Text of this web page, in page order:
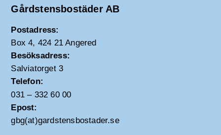
Gårdstensbostäder AB
Postadress:
Box 4, 424 21 Angered
Besöksadress:
Salviatorget 3
Telefon:
031 – 332 60 00
Epost:
gbg(at)gardstensbostader.se